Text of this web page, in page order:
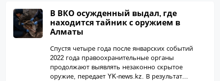
В ВКО осужденный выдал, где
находится тайник с оружием в
Алматы
Спустя четыре года после январских событий
2022 года правоохранительные органы
продолжают выявлять незаконно скрытое
оружие, передает YK-news.kz. В результат...